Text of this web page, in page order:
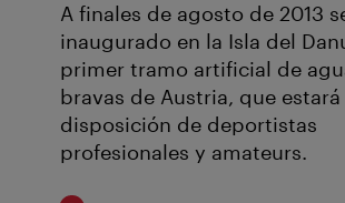
A finales de agosto de 2013
inaugurado en la Isla del
primer tramo artificial de
bravas de Austria, que estará
disposición de deportistas
profesionales y amateurs.